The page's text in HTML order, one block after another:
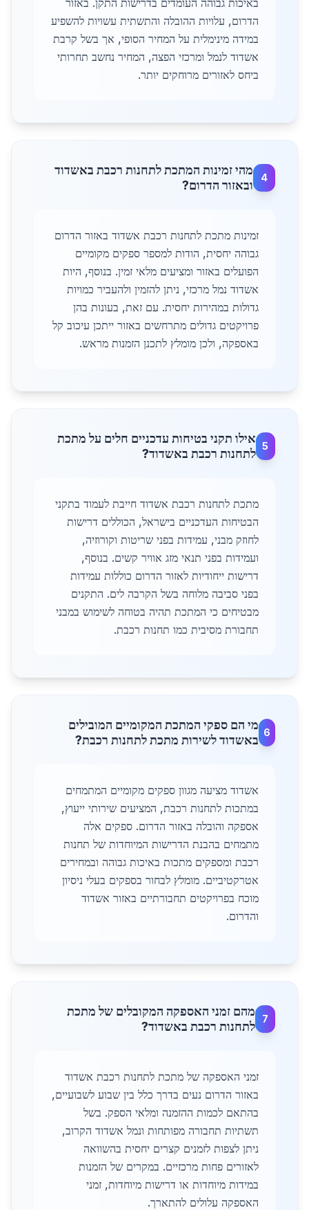
באיכות גבוהה העומדים בדרישות התקן. באזור
הדרום, עלויות ההובלה והתשתית עשויות להשפיע
במידה מינימלית על המחיר הסופי, אך בשל קרבת
אשדוד לנמל ומרכזי הפצה, המחיר נחשב תחרותי
ביחס לאזורים מרוחקים יותר.
4
מהי זמינות המתכת לתחנות רכבת באשדוד
ובאזור הדרום?
זמינות מתכת לתחנות רכבת אשדוד באזור הדרום
גבוהה יחסית, הודות למספר ספקים מקומיים
הפועלים באזור ומציעים מלאי זמין. בנוסף, היות
אשדוד נמל מרכזי, ניתן להזמין ולהעביר כמויות
גדולות במהירות יחסית. עם זאת, בעונות בהן
פרויקטים גדולים מתרחשים באזור ייתכן עיכוב קל
באספקה, ולכן מומלץ לתכנן הזמנות מראש.
5
אילו תקני בטיחות עדכניים חלים על מתכת
לתחנות רכבת באשדוד?
מתכת לתחנות רכבת אשדוד חייבת לעמוד בתקני
הבטיחות העדכניים בישראל, הכוללים דרישות
לחוזק מבני, עמידות בפני שריטות וקורוזיה,
ועמידות בפני תנאי מזג אוויר קשים. בנוסף,
דרישות ייחודיות לאזור הדרום כוללות עמידות
בפני סביבה מלוחה בשל הקרבה לים. התקנים
מבטיחים כי המתכת תהיה בטוחה לשימוש במבני
תחבורת מסיבית כמו תחנות רכבת.
6
מי הם ספקי המתכת המקומיים המובילים
באשדוד לשירות מתכת לתחנות רכבת?
אשדוד מציעה מגוון ספקים מקומיים המתמחים
במתכות לתחנות רכבת, המציעים שירותי ייעוץ,
אספקה והובלה באזור הדרום. ספקים אלה
מתמחים בהבנת הדרישות המיוחדות של תחנות
רכבת ומספקים מתכות באיכות גבוהה ובמחירים
אטרקטיביים. מומלץ לבחור בספקים בעלי ניסיון
מוכח בפרויקטים תחבורתיים באזור אשדוד
והדרום.
7
מהם זמני האספקה המקובלים של מתכת
לתחנות רכבת באשדוד?
זמני האספקה של מתכת לתחנות רכבת אשדוד
באזור הדרום נעים בדרך כלל בין שבוע לשבועיים,
בהתאם לכמות ההזמנה ומלאי הספק. בשל
תשתיות תחבורה מפותחות ונמל אשדוד הקרוב,
ניתן לצפות לזמנים קצרים יחסית בהשוואה
לאזורים פחות מרכזיים. במקרים של הזמנות
במידות מיוחדות או דרישות מיוחדות, זמני
האספקה עלולים להתארך.